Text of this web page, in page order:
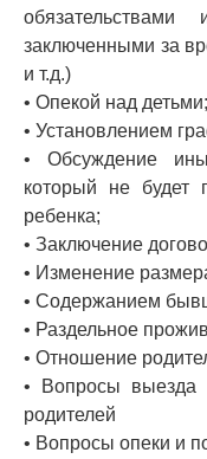
обязательствами
заключенными за
и т.д.)
• Опекой над детьми;
• Установлением
• Обсуждение
который не будет
ребенка;
• Заключение
• Изменение
• Содержанием
• Раздельное
• Отношение
• Вопросы выезда
родителей
• Вопросы опеки и